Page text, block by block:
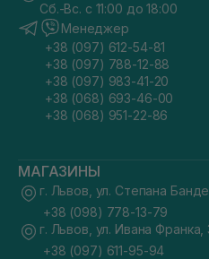
Сб.-Вс. с 11:00 до 18:00
Менеджер
+38 (097) 612-54-81
+38 (097) 788-12-88
+38 (097) 983-41-20
+38 (068) 693-46-00
+38 (068) 951-22-86
МАГАЗИНЫ
г. Львов, ул. Степана
+38 (098) 778-13-79
г. Львов, ул. Ивана Франка,
+38 (097) 611-95-94